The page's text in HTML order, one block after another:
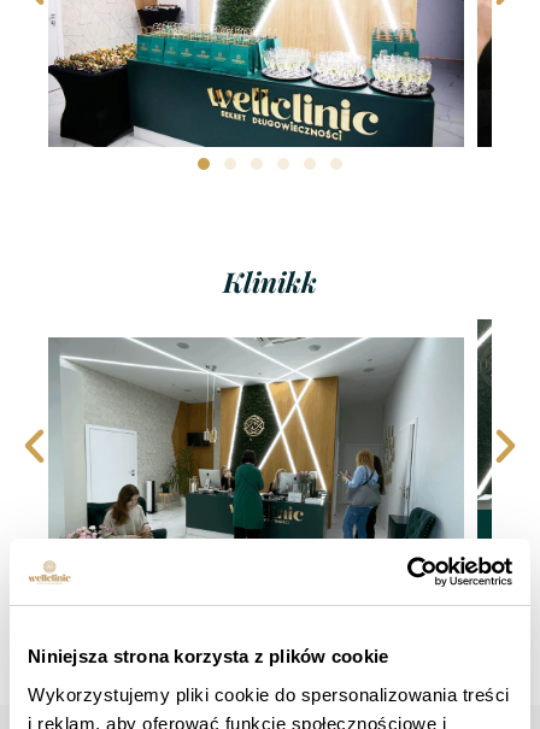
Niniejsza strona korzysta z plików cookie
Wykorzystujemy pliki cookie do spersonalizowania treści
i reklam, aby oferować funkcje społecznościowe i
Klinikk